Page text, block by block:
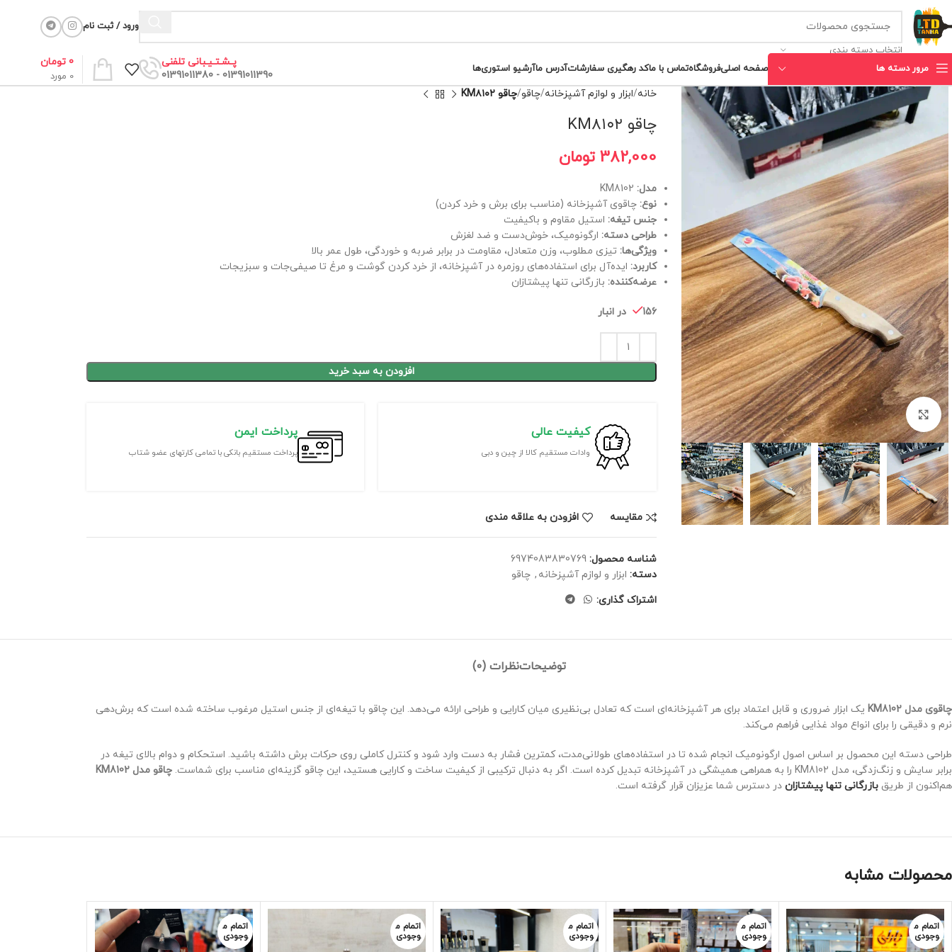
انتخاب دسته بندی
ورود / ثبت نام
مرور دسته ها صفحه اصلیفروشگاهتماس با ماکد رهگیری سفارشاتآدرس ماآرشیو استوری‌ها
پـشـتـیـبانی تلفنی
01391011390 - 01391011380
0 مورد
0 تومان
برای بزرگنمایی کلیک کنید
خانه ابزار و لوازم آشپزخانه چاقو چاقو KM۸۱۰۲
چاقو KM۸۱۰۲
382,000 تومان
مدل:
نوع: چاقوی آشپزخانه (مناسب برای برش و خرد کردن)
جنس تیغه: استیل مقاوم و باکیفیت
طراحی دسته: ارگونومیک، خوش‌دست و ضد لغزش
ویژگی‌ها: تیزی مطلوب، وزن متعادل، مقاومت در برابر ضربه و خوردگی، طول عمر بالا
کاربرد: ایده‌آل برای استفاده‌های روزمره در آشپزخانه، از خرد کردن گوشت و مرغ تا صیفی‌جات و سبزیجات
عرضه‌کننده: بازرگانی تنها پیشتازان
156 در انبار
افزودن به سبد خرید
کیفیت عالی
وادات مستقیم کالا از چین و دبی
پرداخت ایمن
پرداخت مستقیم بانکی با تمامی کارتهای عضو شتاب
مقايسه افزودن به علاقه مندی
شناسه محصول:6974083830769
دسته: ابزار و لوازم آشپزخانه , چاقو
اشتراک گذاری:
توضیحاتنظرات (0)
چاقوی مدل KM8102
یک ابزار ضروری و قابل اعتماد برای هر آشپزخانه‌ای است که تعادل بی‌نظیری میان کارایی و طراحی ارائه می‌دهد. این چاقو با تیغه‌ای از جنس استیل مرغوب ساخته شده است که برش‌دهی
نرم و دقیقی را برای انواع مواد غذایی فراهم می‌کند.
طراحی دسته این محصول بر اساس اصول ارگونومیک انجام شده تا در استفاده‌های طولانی‌مدت، کمترین فشار به دست وارد شود و کنترل کاملی روی حرکات برش داشته باشید. استحکام و دوام بالای تیغه در
برابر سایش و زنگ‌زدگی، مدل KM8102 را به همراهی همیشگی در آشپزخانه تبدیل کرده است. اگر به دنبال ترکیبی از کیفیت ساخت و کارایی هستید، این چاقو گزینه‌ای مناسب برای شماست.
چاقو مدل KM8102
هم‌اکنون از طریق بازرگانی تنها پیشتازان در دسترس شما عزیزان قرار گرفته است.
محصولات مشابه
اتمام م
وجودی
اتمام م
وجودی
اتمام م
وجودی
اتمام م
وجودی
اتمام م
وجودی